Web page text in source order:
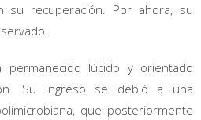
su recuperación. Por ahora, su
lúcido y orientado
Su ingreso se debió a una
que posteriormente